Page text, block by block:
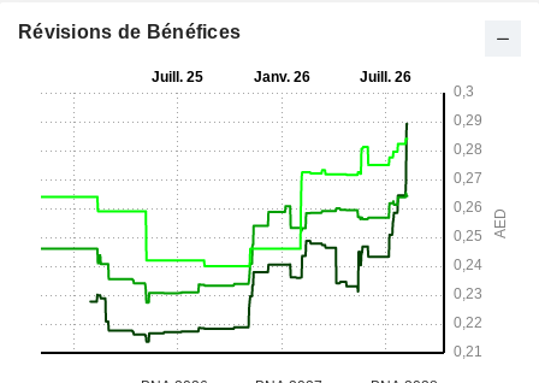
Révisions de Bénéfices